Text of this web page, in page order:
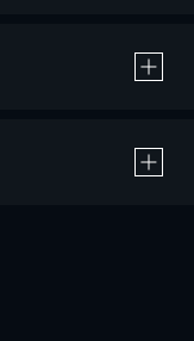
品の購入 / レンタルです。